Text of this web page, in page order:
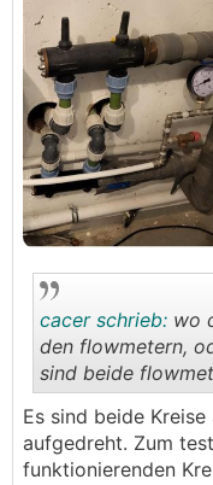
cacer schrieb: wo
den flowmetern,
sind beide
Es sind beide
aufgedreht. Zum
funktionierenden